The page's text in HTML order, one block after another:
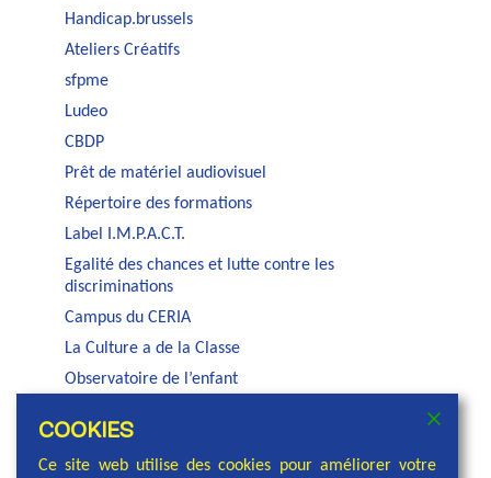
Handicap.brussels
Ateliers Créatifs
sfpme
Ludeo
CBDP
Prêt de matériel audiovisuel
Répertoire des formations
Label I.M.P.A.C.T.
Egalité des chances et lutte contre les
discriminations
Campus du CERIA
La Culture a de la Classe
Observatoire de l’enfant
Service PSE de la COCOF
COOKIES
Ce site web utilise des cookies pour améliorer votre